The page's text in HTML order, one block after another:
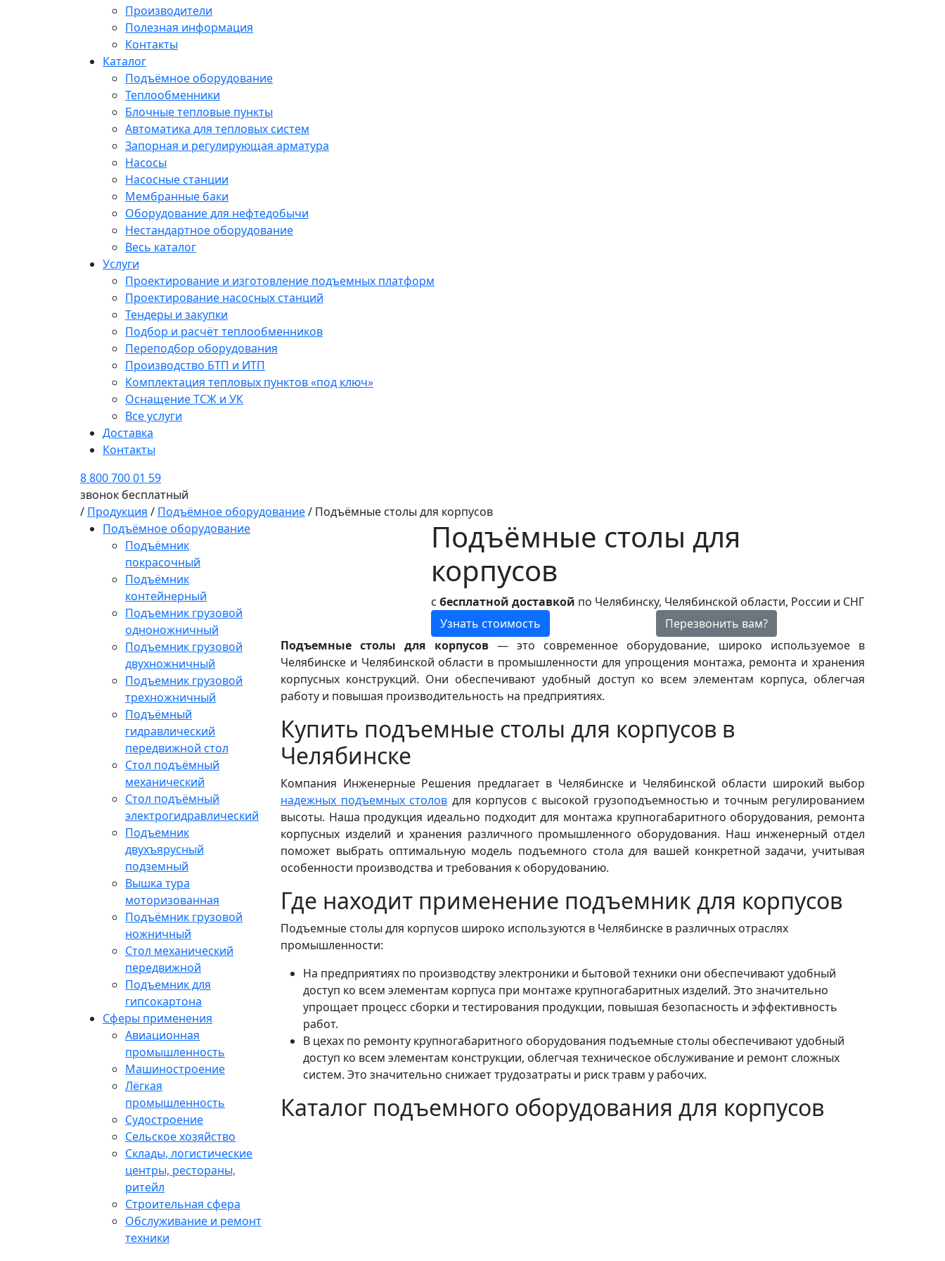
Производители
Полезная информация
Контакты
Каталог
Подъёмное оборудование
Теплообменники
Блочные тепловые пункты
Автоматика для тепловых систем
Запорная и регулирующая арматура
Насосы
Насосные станции
Мембранные баки
Оборудование для нефтедобычи
Нестандартное оборудование
Весь каталог
Услуги
Проектирование и изготовление подъемных платформ
Проектирование насосных станций
Тендеры и закупки
Подбор и расчёт теплообменников
Переподбор оборудования
Производство БТП и ИТП
Комплектация тепловых пунктов «под ключ»
Оснащение ТСЖ и УК
Все услуги
Доставка
Контакты
8 800 700 01 59
звонок бесплатный
/ Продукция / Подъёмное оборудование/ Подъёмные столы для корпусов
Подъёмное оборудование
Подъёмник
покрасочный
Подъёмник
контейнерный
Подъемник грузовой
одноножничный
Подъемник грузовой
двухножничный
Подъемник грузовой
трехножничный
Подъёмный
гидравлический
передвижной стол
Стол подъёмный
механический
Стол подъёмный
электрогидравлический
Подъемник
двухъярусный
подземный
Вышка тура
моторизованная
Подъёмник грузовой
ножничный
Стол механический
передвижной
Подъемник для
гипсокартона
Сферы применения
Авиационная
промышленность
Машиностроение
Лёгкая
промышленность
Судостроение
Сельское хозяйство
Склады, логистические
центры, рестораны,
ритейл
Строительная сфера
Обслуживание и ремонт
техники
Подъёмные столы для
корпусов
с бесплатной доставкой по Челябинску, Челябинской области, России и СНГ
Узнать стоимость
Перезвонить вам?
Подъемные столы для корпусов— это современное оборудование, широко используемое в
Челябинске и Челябинской области в промышленности для упрощения монтажа, ремонта и хранения
корпусных конструкций. Они обеспечивают удобный доступ ко всем элементам корпуса, облегчая
работу и повышая производительность на предприятиях.
Купить подъемные столы для корпусов в
Челябинске
Компания Инженерные Решения предлагает в Челябинске и Челябинской области широкий выбор
надежных подъемных столов для корпусов с высокой грузоподъемностью и точным регулированием
высоты. Наша продукция идеально подходит для монтажа крупногабаритного оборудования, ремонта
корпусных изделий и хранения различного промышленного оборудования. Наш инженерный отдел
поможет выбрать оптимальную модель подъемного стола для вашей конкретной задачи, учитывая
особенности производства и требования к оборудованию.
Где находит применение подъемник для корпусов
Подъемные столы для корпусов широко используются в Челябинске в различных отраслях
промышленности:
На предприятиях по производству электроники и бытовой техники они обеспечивают удобный
доступ ко всем элементам корпуса при монтаже крупногабаритных изделий. Это значительно
упрощает процесс сборки и тестирования продукции, повышая безопасность и эффективность
работ.
В цехах по ремонту крупногабаритного оборудования подъемные столы обеспечивают удобный
доступ ко всем элементам конструкции, облегчая техническое обслуживание и ремонт сложных
систем. Это значительно снижает трудозатраты и риск травм у рабочих.
Каталог подъемного оборудования для корпусов